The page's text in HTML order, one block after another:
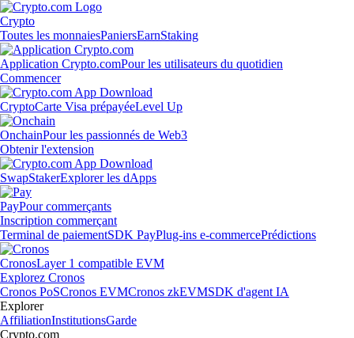
Crypto
Toutes les monnaiesPaniersEarnStaking
Application Crypto.comPour les utilisateurs du quotidien
Commencer
CryptoCarte Visa prépayéeLevel Up
OnchainPour les passionnés de Web3
Obtenir l'extension
SwapStakerExplorer les dApps
PayPour commerçants
Inscription commerçant
Terminal de paiementSDK PayPlug-ins e-commercePrédictions
CronosLayer 1 compatible EVM
Explorez Cronos
Cronos PoSCronos EVMCronos zkEVMSDK d'agent IA
Explorer
AffiliationInstitutionsGarde
Crypto.com